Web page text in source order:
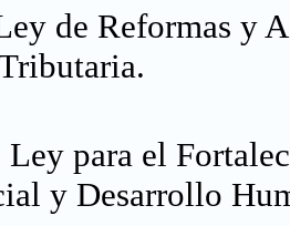
de Reformas y
.
Ley para el
y Desarrollo